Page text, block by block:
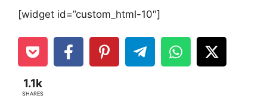
[widget id=”custom_html-10″]
1.1k
SHARES